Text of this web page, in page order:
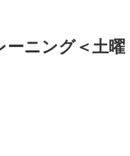
ーニング＜土